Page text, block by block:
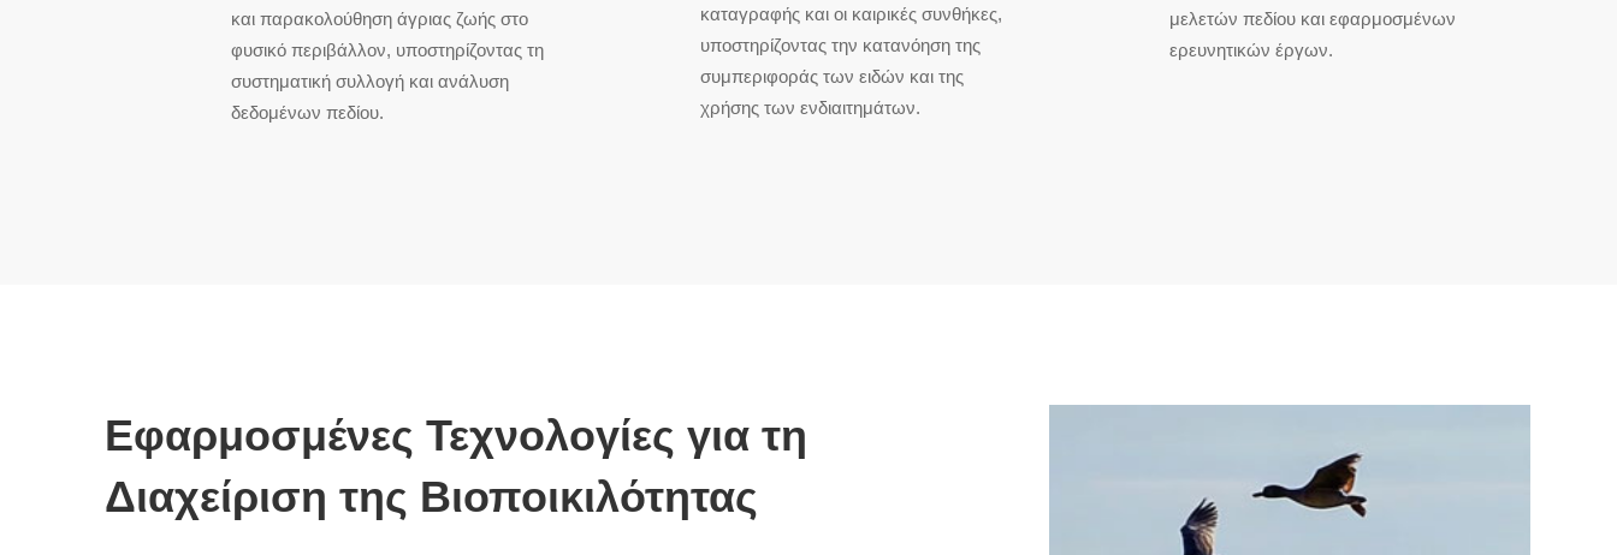
και παρακολούθηση άγριας ζωής στο
φυσικό περιβάλλον, υποστηρίζοντας τη
συστηματική συλλογή και ανάλυση
δεδομένων πεδίου.
καταγραφής και οι καιρικές συνθήκες,
υποστηρίζοντας την κατανόηση της
συμπεριφοράς των ειδών και της
χρήσης των ενδιαιτημάτων.
μελετών πεδίου και εφαρμοσμένων
ερευνητικών έργων.
Εφαρμοσμένες Τεχνολογίες για τη
Διαχείριση της Βιοποικιλότητας